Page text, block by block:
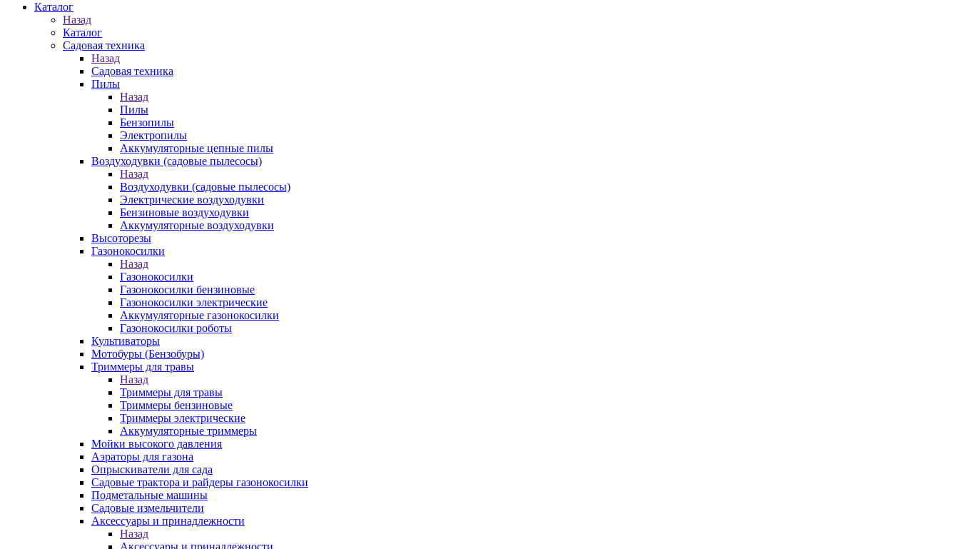
Каталог
Назад
Каталог
Садовая техника
Назад
Садовая техника
Пилы
Назад
Пилы
Бензопилы
Электропилы
Аккумуляторные цепные пилы
Воздуходувки (садовые пылесосы)
Назад
Воздуходувки (садовые пылесосы)
Электрические воздуходувки
Бензиновые воздуходувки
Аккумуляторные воздуходувки
Высоторезы
Газонокосилки
Назад
Газонокосилки
Газонокосилки бензиновые
Газонокосилки электрические
Аккумуляторные газонокосилки
Газонокосилки роботы
Культиваторы
Мотобуры (Бензобуры)
Триммеры для травы
Назад
Триммеры для травы
Триммеры бензиновые
Триммеры электрические
Аккумуляторные триммеры
Мойки высокого давления
Аэраторы для газона
Опрыскиватели для сада
Садовые трактора и райдеры газонокосилки
Подметальные машины
Садовые измельчители
Аксессуары и принадлежности
Назад
Аксессуары и принадлежности